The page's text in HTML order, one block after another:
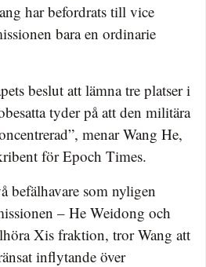
har befordrats till vice
bara en ordinarie
beslut att lämna tre platser i
tyder på att den militära
menar Wang He,
för Epoch Times.
befälhavare som nyligen
– He Weidong och
Xis fraktion, tror Wang att
inflytande över